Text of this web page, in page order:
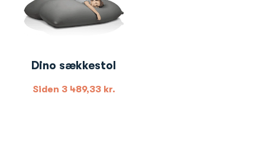
Dino sækkestol
Siden 3 489,33 kr.